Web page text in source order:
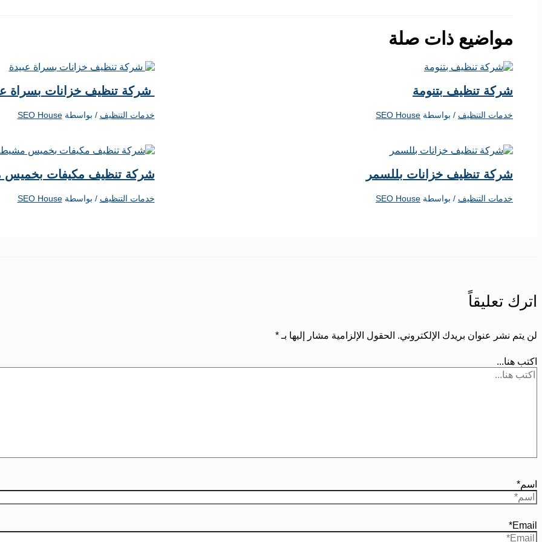
مواضيع ذات صلة
شركة تنظيف بتنومة
خدمات التنظيف / بواسطة SEO House
شركة تنظيف خزانات بسراة
خدمات التنظيف / بواسطة SEO House
شركة تنظيف خزانات بللسمر
خدمات التنظيف / بواسطة SEO House
شركة تنظيف مكيفات
خدمات التنظيف / بواسطة SEO House
اترك تعليقاً
لن يتم نشر عنوان بريدك الإلكتروني. الحقول الإلزامية مشار إليها بـ *
اكتب هنا...
اسم*
Email*